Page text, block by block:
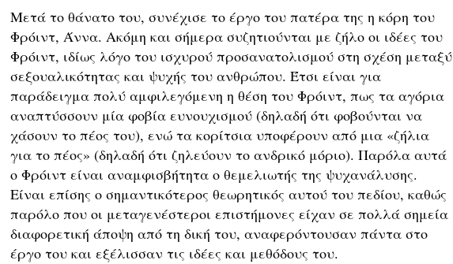
Μετά το θάνατο του, συνέχισε το έργο του πατέρα της η κόρη του
Φρόιντ, Άννα. Ακόμη και σήμερα συζητιούνται με ζήλο οι ιδέες του
Φρόιντ, ιδίως λόγο του ισχυρού προσανατολισμού στη σχέση μεταξύ
σεξουαλικότητας και ψυχής του ανθρώπου. Έτσι είναι για
παράδειγμα πολύ αμφιλεγόμενη η θέση του Φρόιντ, πως τα αγόρια
αναπτύσσουν μία φοβία ευνουχισμού (δηλαδή ότι φοβούνται να
χάσουν το πέος του), ενώ τα κορίτσια υποφέρουν από μια «ζήλια
για το πέος» (δηλαδή ότι ζηλεύουν το ανδρικό μόριο). Παρόλα αυτά
ο Φρόιντ είναι αναμφισβήτητα ο θεμελιωτής της ψυχανάλυσης.
Είναι επίσης ο σημαντικότερος θεωρητικός αυτού του πεδίου, καθώς
παρόλο που οι μεταγενέστεροι επιστήμονες είχαν σε πολλά σημεία
διαφορετική άποψη από τη δική του, αναφερόντουσαν πάντα στο
έργο του και εξέλισσαν τις ιδέες και μεθόδους του.